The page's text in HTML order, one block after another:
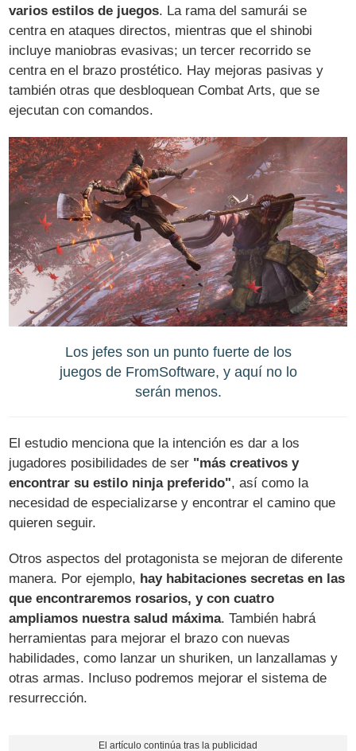
varios estilos de juegos. La rama del samurái se
centra en ataques directos, mientras que el shinobi
incluye maniobras evasivas; un tercer recorrido se
centra en el brazo prostético. Hay mejoras pasivas y
también otras que desbloquean Combat Arts, que se
ejecutan con comandos.
Los jefes son un punto fuerte de los
juegos de FromSoftware, y aquí no lo
serán menos.
El estudio menciona que la intención es dar a los
jugadores posibilidades de ser "más creativos y
encontrar su estilo ninja preferido", así como la
necesidad de especializarse y encontrar el camino que
quieren seguir.
Otros aspectos del protagonista se mejoran de diferente
manera. Por ejemplo, hay habitaciones secretas en las
que encontraremos rosarios, y con cuatro
ampliamos nuestra salud máxima. También habrá
herramientas para mejorar el brazo con nuevas
habilidades, como lanzar un shuriken, un lanzallamas y
otras armas. Incluso podremos mejorar el sistema de
resurrección.